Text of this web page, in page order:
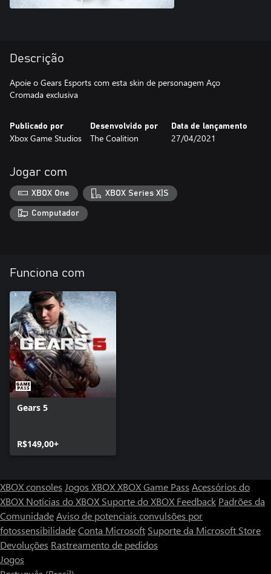
Descrição
Apoie o Gears Esports com esta skin de personagem Aço
Cromada exclusiva
Publicado por
Xbox Game Studios
Desenvolvido por
The Coalition
Data de lançamento
27/04/2021
Jogar com
XBOX One XBOX Series X|S
Computador
Funciona com
Gears 5
R$149,00+
XBOX consoles Jogos XBOXXBOX Game Pass Acessórios do
XBOX Notícias do XBOX Suporte do XBOX Feedback Padrões da
ComunidadeAviso de potenciais convulsões por
fotossensibilidadeConta Microsoft Suporte da Microsoft Store
Devoluções Rastreamento de pedidos
Jogos